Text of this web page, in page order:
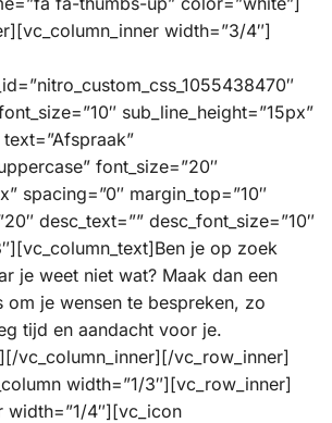
width=”3/4″]
sub_line_height=”15px”
font_size=”20″
spacing=”0″ margin_top=”10″
desc_text=”” desc_font_size=”10″
je op zoek
je weet niet wat? Maak dan een
om je wensen te bespreken, zo
tijd en aandacht voor je.
vc_column_inner][/vc_row_inner]
width=”1/3″][vc_row_inner]
width=”1/4″][vc_icon